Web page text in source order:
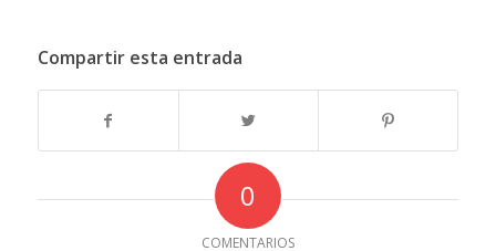
Compartir esta entrada
0
COMENTARIOS